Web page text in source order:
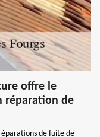
offre le
réparation de
de fuite de